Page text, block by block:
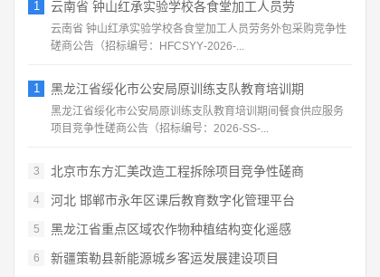
1 云南省 钟山红承实验学校各食堂加工人员劳
云南省 钟山红承实验学校各食堂加工人员劳务外包采购竞争性
磋商公告（招标编号：HFCSYY‑2026‑...
1 黑龙江省绥化市公安局原训练支队教育培训期
黑龙江省绥化市公安局原训练支队教育培训期间餐食供应服务
项目竞争性磋商公告（招标编号：2026‑SS‑...
3 北京市东方汇美改造工程拆除项目竞争性磋商
4 河北 邯郸市永年区课后教育数字化管理平台
5 黑龙江省重点区域农作物种植结构变化遥感
6 新疆策勒县新能源城乡客运发展建设项目